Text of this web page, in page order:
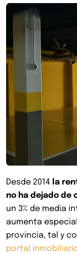
Desde 2014 la
no ha dejado de
un 3% de media
aumenta
provincia, tal y
portal